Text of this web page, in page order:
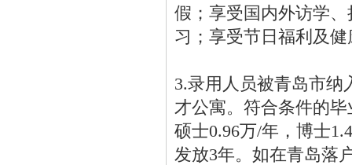
假；享受国内外访学
习；享受节日福利及
3.录用人员被青岛市纳
才公寓。符合条件的
硕士0.96万/年，博士
发放3年。如在青岛落